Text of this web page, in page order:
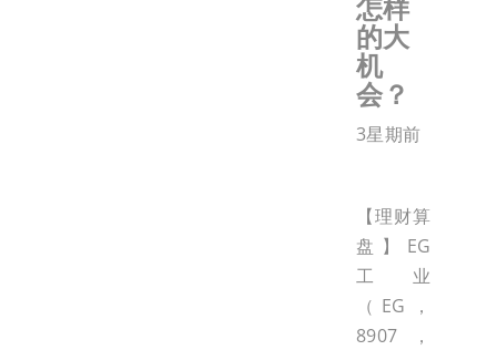
的大
机
会？
3星期前
【理财算
盘】EG
工业
（EG，
8907，